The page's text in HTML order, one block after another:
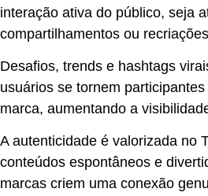
interação ativa do público, seja
compartilhamentos ou
Desafios, trends e hashtags
usuários se tornem
marca, aumentando a
A autenticidade é valorizada no
conteúdos espontâneos e
marcas criem uma conexão